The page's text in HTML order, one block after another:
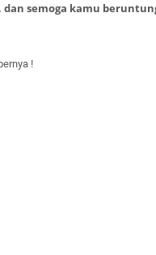
semoga kamu
!